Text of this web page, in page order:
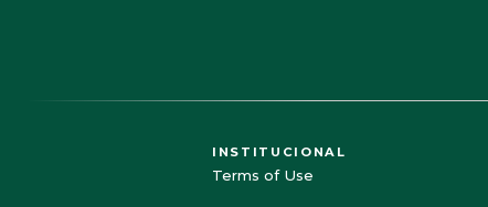
INSTITUCIONAL
Terms of Use